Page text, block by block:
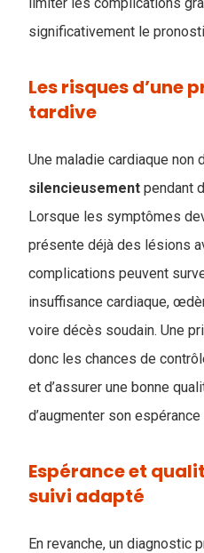
significativement le
Les risques d’une
tardive
Une maladie cardiaque non
silencieusement pendant
Lorsque les symptômes
présente déjà des lésions
complications peuvent
insuffisance cardiaque,
voire décès soudain. Une
donc les chances de
et d’assurer une bonne
d’augmenter son
Espérance et
suivi adapté
En revanche, un diagnostic